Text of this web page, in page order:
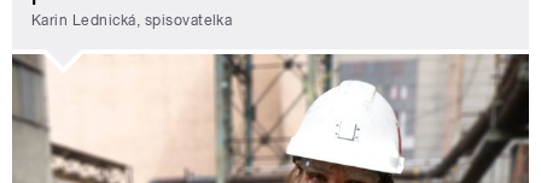
Karin Lednická, spisovatelka